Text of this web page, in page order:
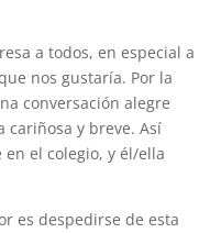
a todos, en especial a
nos gustaría. Por la
conversación alegre
cariñosa y breve. Así
el colegio, y él/ella
es despedirse de esta